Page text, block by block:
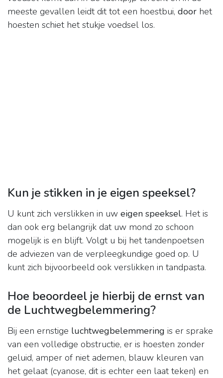
meeste gevallen leidt dit tot een hoestbui, door het
hoesten schiet het stukje voedsel los.
Kun je stikken in je eigen speeksel?
U kunt zich verslikken in uw eigen speeksel. Het is
dan ook erg belangrijk dat uw mond zo schoon
mogelijk is en blijft. Volgt u bij het tandenpoetsen
de adviezen van de verpleegkundige goed op. U
kunt zich bijvoorbeeld ook verslikken in tandpasta.
Hoe beoordeel je hierbij de ernst van
de Luchtwegbelemmering?
Bij een ernstige luchtwegbelemmering is er sprake
van een volledige obstructie, er is hoesten zonder
geluid, amper of niet ademen, blauw kleuren van
het gelaat (cyanose, dit is echter een laat teken) en